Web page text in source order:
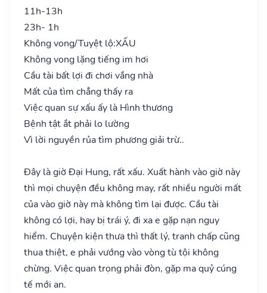
11h-13h
23h- 1h
Không vong/Tuyệt lộ:XẤU
Không vong lặng tiếng im hơi
Cầu tài bất lợi đi chơi vắng nhà
Mất của tìm chẳng thấy ra
Việc quan sự xấu ấy là Hình thương
Bệnh tật ắt phải lo lường
Vì lời nguyền rủa tìm phương giải trừ..
Đây là giờ Đại Hung, rất xấu. Xuất hành vào giờ này
thì mọi chuyện đều không may, rất nhiều người mất
của vào giờ này mà không tìm lại được. Cầu tài
không có lợi, hay bị trái ý, đi xa e gặp nạn nguy
hiểm. Chuyện kiện thưa thì thất lý, tranh chấp cũng
thua thiệt, e phải vướng vào vòng tù tội không
chừng. Việc quan trọng phải đòn, gặp ma quỷ cúng
tế mới an.